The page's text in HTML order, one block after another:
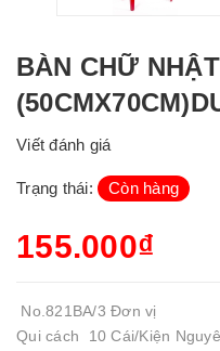
BÀN CHỮ
Viết đánh giá
Trạng thái: Còn hàng
155.000₫
No.821BA/3 Đơn vị
Qui cách 10 Cái/Kiện